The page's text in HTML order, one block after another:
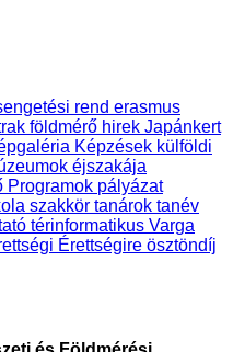
rend erasmus
földmérő hirek Japánkert
Képzések külföldi
éjszakája
Programok pályázat
szakkör tanárok tanév
térinformatikus Varga
Érettségire ösztöndíj